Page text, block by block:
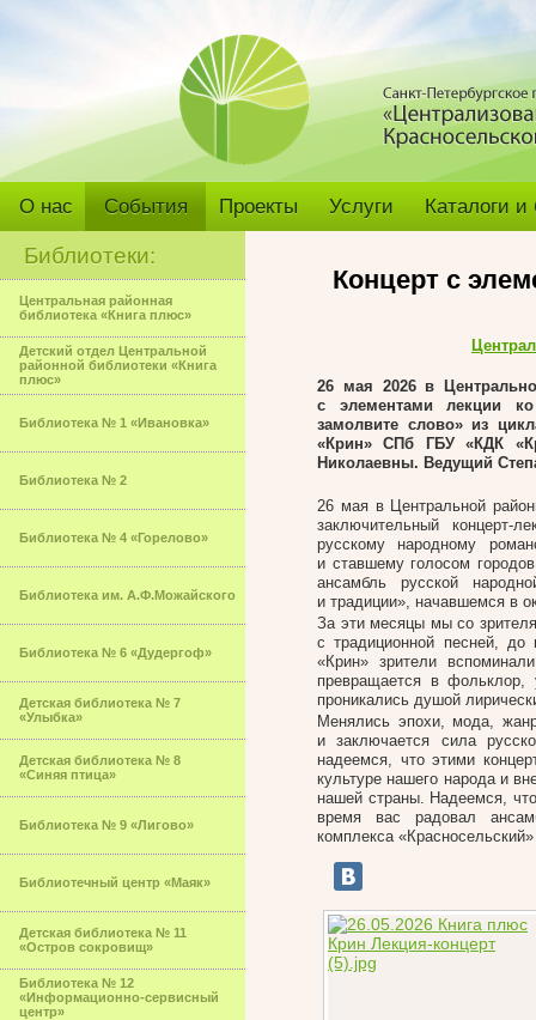
О нас События Проекты Услуги Каталоги
Библиотеки:
Центральная районная
библиотека «Книга плюс»
Детский отдел Центральной
районной библиотеки «Книга
плюс»
Библиотека № 1 «Ивановка»
Библиотека № 2
Библиотека № 4 «Горелово»
Библиотека им. А.Ф.Можайского
Библиотека № 6 «Дудергоф»
Детская библиотека № 7
«Улыбка»
Детская библиотека № 8
«Синяя птица»
Библиотека № 9 «Лигово»
Библиотечный центр «Маяк»
Детская библиотека № 11
«Остров сокровищ»
Библиотека № 12
«Информационно-сервисный
центр»
Концерт с
26 мая 2026 в
с элементами лекции
замолвите слово» из
«Крин» СПб ГБУ «КДК
Николаевны. Ведущий
26 мая в Центральной
заключительный концерт-
русскому народному
и ставшему голосом
ансамбль русской
и традиции», начавшемся в
За эти месяцы мы со
с традиционной песней,
«Крин» зрители
превращается в фольклор,
проникались душой
Менялись эпохи, мода,
и заключается сила
надеемся, что этими
культуре нашего народа и
нашей страны. Надеемся,
время вас радовал
комплекса